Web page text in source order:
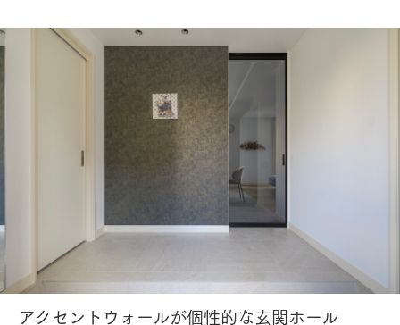
アクセントウォールが個性的な玄関ホール